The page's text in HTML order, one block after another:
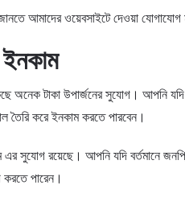
আমাদের ওয়েবসাইটে দেওয়া
ইনকাম
অনেক টাকা উপার্জনের সুযোগ। আপনি যদি
তৈরি করে ইনকাম করতে পারবেন।
এর সুযোগ রয়েছে। আপনি যদি বর্তমানে
করতে পারেন।